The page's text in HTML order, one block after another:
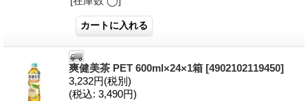
爽健美茶 PET 600ml×24×1箱 [4902102119450]
3,232円(税別)
(税込: 3,490円)